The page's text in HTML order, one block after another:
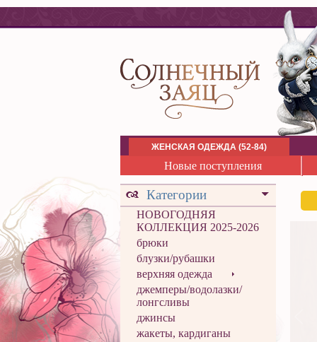
ЖЕНСКАЯ ОДЕЖДА (52-84)
Новые поступления
Категории
НОВОГОДНЯЯ
КОЛЛЕКЦИЯ 2025-2026
брюки
блузки/рубашки
верхняя одежда
джемперы/водолазки/
лонгсливы
джинсы
жакеты, кардиганы